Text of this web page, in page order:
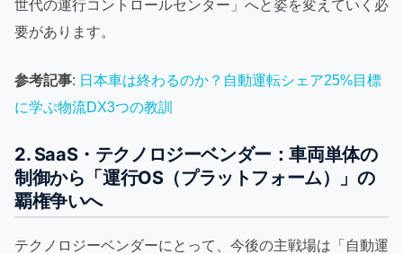
世代の運行コントロールセンター」へと姿を変えていく必
要があります。
参考記事: 日本車は終わるのか？自動運転シェア25%目標
に学ぶ物流DX3つの教訓
2. SaaS・テクノロジーベンダー：車両単体の
制御から「運行OS（プラットフォーム）」の
覇権争いへ
テクノロジーベンダーにとって、今後の主戦場は「自動運